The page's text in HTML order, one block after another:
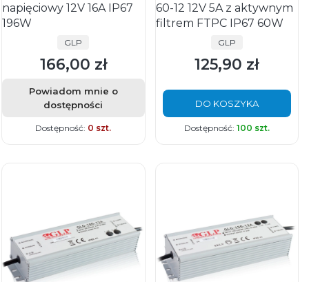
napięciowy 12V 16A IP67
196W
PRODUCENT
GLP
Cena
166,00 zł
Powiadom mnie o
dostępności
Dostępność: 0 szt.
60-12 12V 5A z aktywnym
filtrem FTPC IP67 60W
PRODUCENT
GLP
Cena
125,90 zł
DO KOSZYKA
Dostępność: 100 szt.